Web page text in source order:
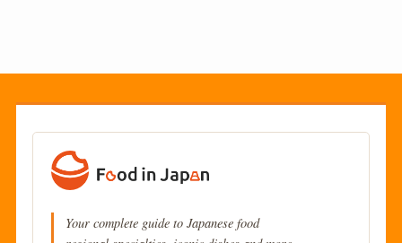
Your complete guide to Japanese food